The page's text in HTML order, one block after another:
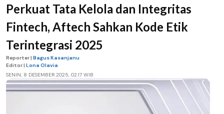
Perkuat Tata Kelola dan Integritas
Fintech, Aftech Sahkan Kode Etik
Terintegrasi 2025
Reporter | Bagus Kasanjanu
Editor | Lona Olavia
SENIN, 8 DESEMBER 2025, 02.17 WIB